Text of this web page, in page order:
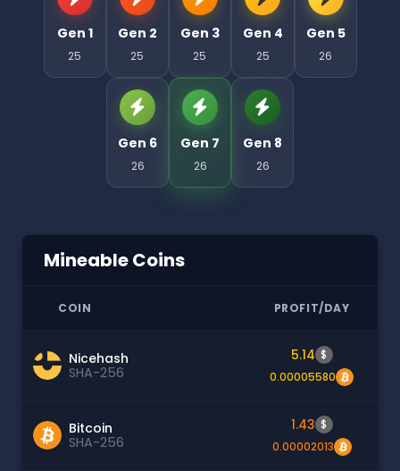
Gen 1
25
Gen 2
25
Gen 3
25
Gen 4
25
Gen 5
26
Gen 6
26
Gen 7
26
Gen 8
26
Mineable Coins
COIN PROFIT/DAY
Nicehash
SHA-256
5.14 $
0.00005580
Bitcoin
SHA-256
1.43 $
0.00002013